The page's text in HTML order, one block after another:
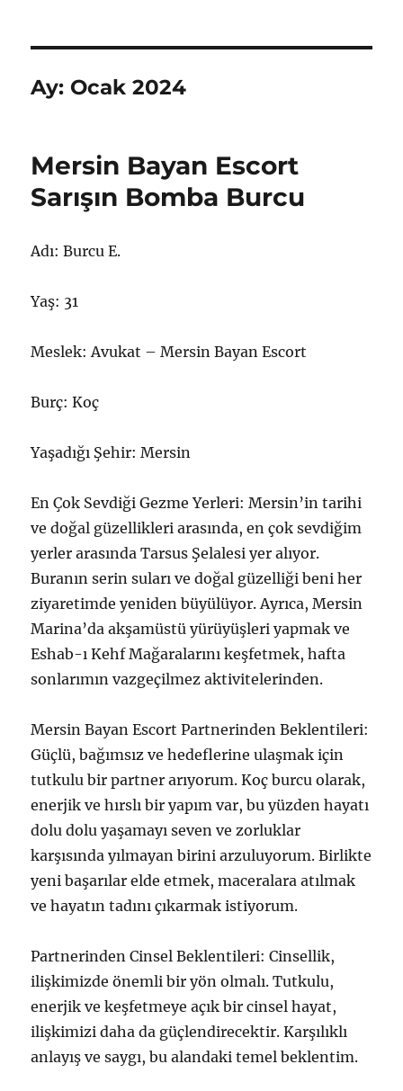
Ay: Ocak 2024
Mersin Bayan Escort
Sarışın Bomba Burcu
Adı: Burcu E.
Yaş: 31
Meslek: Avukat – Mersin Bayan Escort
Burç: Koç
Yaşadığı Şehir: Mersin
En Çok Sevdiği Gezme Yerleri: Mersin’in tarihi
ve doğal güzellikleri arasında, en çok sevdiğim
yerler arasında Tarsus Şelalesi yer alıyor.
Buranın serin suları ve doğal güzelliği beni her
ziyaretimde yeniden büyülüyor. Ayrıca, Mersin
Marina’da akşamüstü yürüyüşleri yapmak ve
Eshab-ı Kehf Mağaralarını keşfetmek, hafta
sonlarımın vazgeçilmez aktivitelerinden.
Mersin Bayan Escort Partnerinden Beklentileri:
Güçlü, bağımsız ve hedeflerine ulaşmak için
tutkulu bir partner arıyorum. Koç burcu olarak,
enerjik ve hırslı bir yapım var, bu yüzden hayatı
dolu dolu yaşamayı seven ve zorluklar
karşısında yılmayan birini arzuluyorum. Birlikte
yeni başarılar elde etmek, maceralara atılmak
ve hayatın tadını çıkarmak istiyorum.
Partnerinden Cinsel Beklentileri: Cinsellik,
ilişkimizde önemli bir yön olmalı. Tutkulu,
enerjik ve keşfetmeye açık bir cinsel hayat,
ilişkimizi daha da güçlendirecektir. Karşılıklı
anlayış ve saygı, bu alandaki temel beklentim.